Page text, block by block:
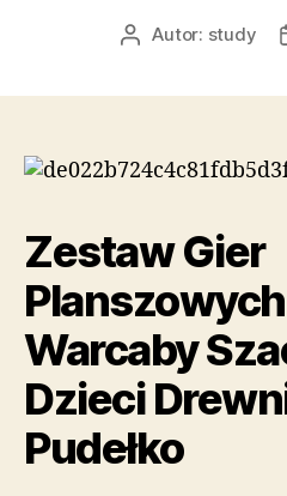
AutorAutor: study
Zestaw Gier
Warcaby
Dzieci
Pudełko